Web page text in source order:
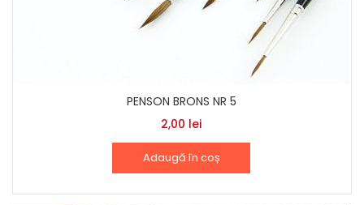
PENSON BRONS NR 5
2,00 lei
Adaugă în coș